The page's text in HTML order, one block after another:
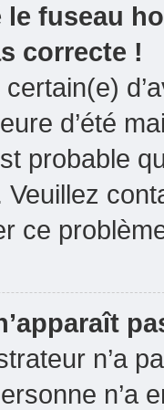
le fuseau
correcte !
d’été
probable
Veuillez
ce
n’a
n’a